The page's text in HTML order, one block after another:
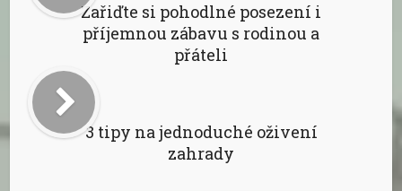
Zařiďte si pohodlné posezení i
příjemnou zábavu s rodinou a
přáteli
3 tipy na jednoduché oživení
zahrady